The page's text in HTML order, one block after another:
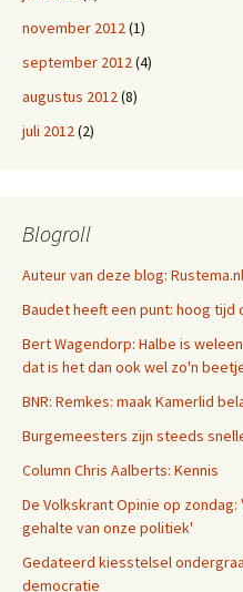
november 2012 (1)
september 2012 (4)
augustus 2012 (8)
juli 2012 (2)
Blogroll
Auteur van deze blog: Rustema.nl
Baudet heeft een punt: hoog
Bert Wagendorp: Halbe is
dat is het dan ook wel zo'n
BNR: Remkes: maak Kamerlid
Burgemeesters zijn steeds
Column Chris Aalberts: Kennis
De Volkskrant Opinie op
gehalte van onze politiek'
Gedateerd kiesstelsel
democratie